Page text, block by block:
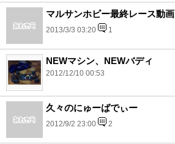
マルサンホビー最終レース動画
2013/3/3 03:20 1
NEWマシン、NEWバディ
2012/12/10 00:53
久々のにゅーばでぃー
2012/9/2 23:00 2